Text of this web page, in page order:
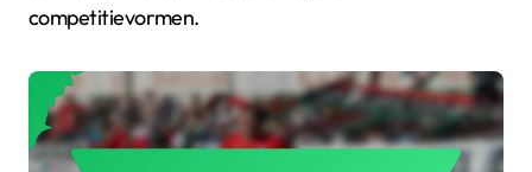
competitievormen.